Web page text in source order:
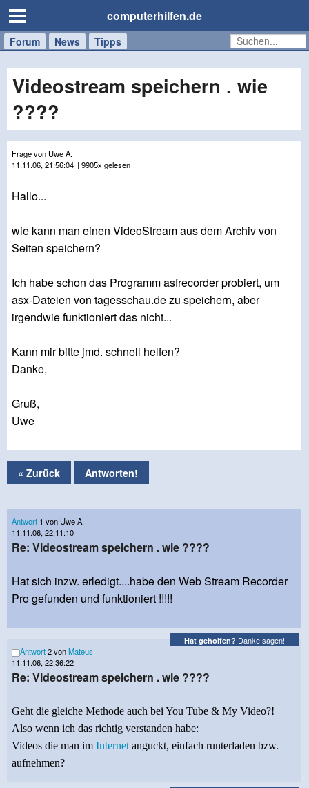
computerhilfen.de
Forum News Tipps
Handy
Tablet
Windows
Mac
Videostream speichern . wie
????
Frage von Uwe A.
11.11.06, 21:56:04 | 9905x gelesen
Hallo...
wie kann man einen VideoStream aus dem Archiv von
Seiten speichern?
Ich habe schon das Programm asfrecorder probiert, um
asx-Dateien von tagesschau.de zu speichern, aber
irgendwie funktioniert das nicht...
Kann mir bitte jmd. schnell helfen?
Danke,
Gruß,
Uwe
« Zurück Antworten!
Antwort 1 von Uwe A.
11.11.06, 22:11:10
Re: Videostream speichern . wie ????
Hat sich inzw. erledigt....habe den Web Stream Recorder
Pro gefunden und funktioniert !!!!!
Hat geholfen? Danke sagen!
Antwort2 vonMateus
11.11.06, 22:36:22
Re: Videostream speichern . wie ????
Geht die gleiche Methode auch bei You Tube & My Video?!
Also wenn ich das richtig verstanden habe:
Videos die man im Internet anguckt, einfach runterladen bzw.
aufnehmen?